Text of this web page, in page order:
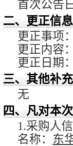
首次公告
二、更正信息
更正事项
更正内容
更正日期
三、其他补
无
四、凡对本
1.采购人
名称： 东